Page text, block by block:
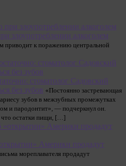
злоупотреблении алкоголем
приводит к поражению центральной
стоматолог Садовский
без зубов «Постоянно застревающая
зубов в межзубных промежутках
и пародонтит», — подчеркнул он.
что остатки пищи, […]
Америки продадут
мореплавателя продадут